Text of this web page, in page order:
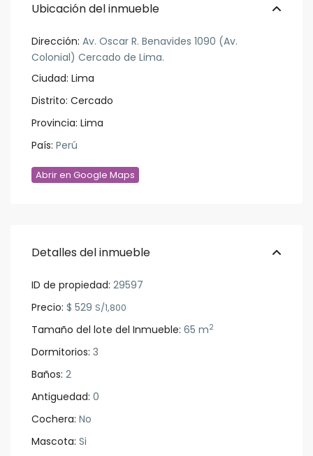
Ubicación del inmueble
Dirección: Av. Oscar R. Benavides 1090 (Av.
Colonial) Cercado de Lima.
Ciudad: Lima
Distrito: Cercado
Provincia: Lima
País: Perú
Abrir en Google Maps
Detalles del inmueble
ID de propiedad: 29597
Precio: $ 529S/1,800
Tamaño del lote del Inmueble: 65 m2
Dormitorios: 3
Baños: 2
Antiguedad: 0
Cochera: No
Mascota: Si